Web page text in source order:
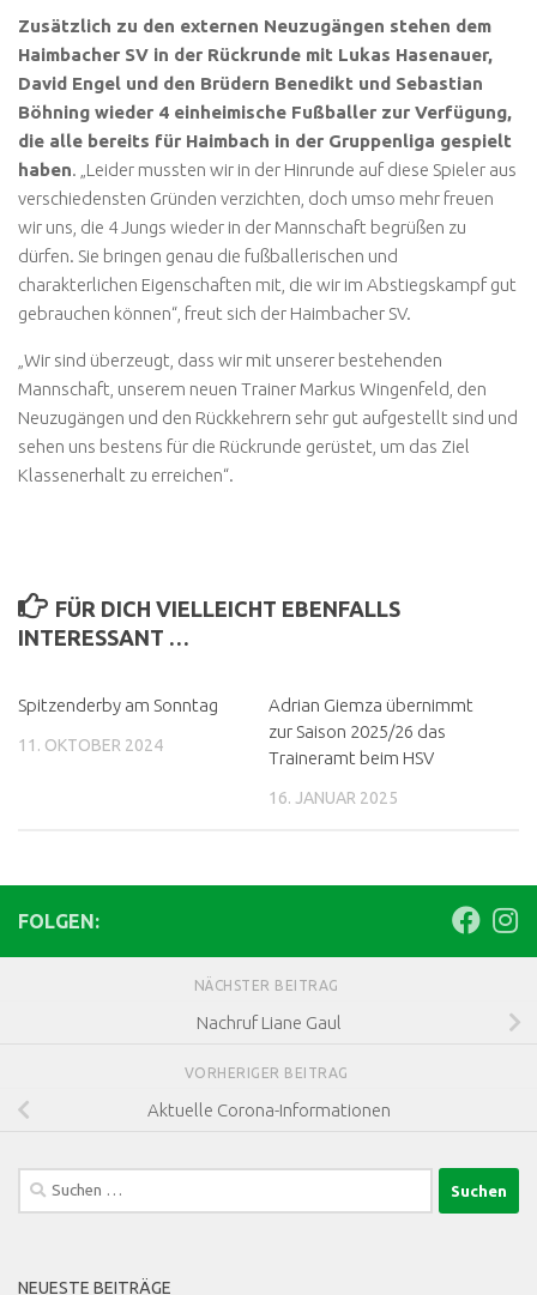
Zusätzlich zu den externen Neuzugängen stehen dem
Haimbacher SV in der Rückrunde mit Lukas Hasenauer,
David Engel und den Brüdern Benedikt und Sebastian
Böhning wieder 4 einheimische Fußballer zur Verfügung,
die alle bereits für Haimbach in der Gruppenliga gespielt
haben. „Leider mussten wir in der Hinrunde auf diese Spieler aus
verschiedensten Gründen verzichten, doch umso mehr freuen
wir uns, die 4 Jungs wieder in der Mannschaft begrüßen zu
dürfen. Sie bringen genau die fußballerischen und
charakterlichen Eigenschaften mit, die wir im Abstiegskampf gut
gebrauchen können“, freut sich der Haimbacher SV.
„Wir sind überzeugt, dass wir mit unserer bestehenden
Mannschaft, unserem neuen Trainer Markus Wingenfeld, den
Neuzugängen und den Rückkehrern sehr gut aufgestellt sind und
sehen uns bestens für die Rückrunde gerüstet, um das Ziel
Klassenerhalt zu erreichen“.
FÜR DICH VIELLEICHT EBENFALLS
INTERESSANT …
Spitzenderby am Sonntag
11. OKTOBER 2024
Adrian Giemza übernimmt
zur Saison 2025/26 das
Traineramt beim HSV
16. JANUAR 2025
FOLGEN:
NÄCHSTER BEITRAG
Nachruf Liane Gaul
VORHERIGER BEITRAG
Aktuelle Corona-Informationen
Suchen
nach:
NEUESTE BEITRÄGE